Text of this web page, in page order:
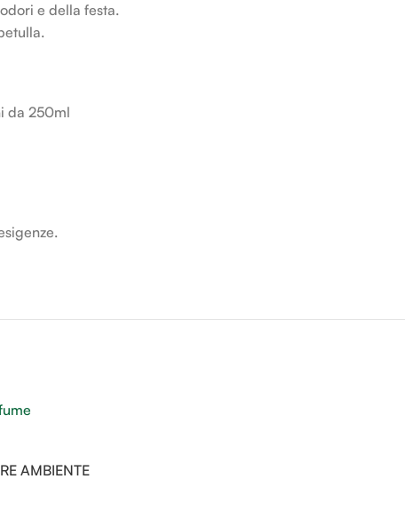
e della festa.
da 250ml
AMBIENTE